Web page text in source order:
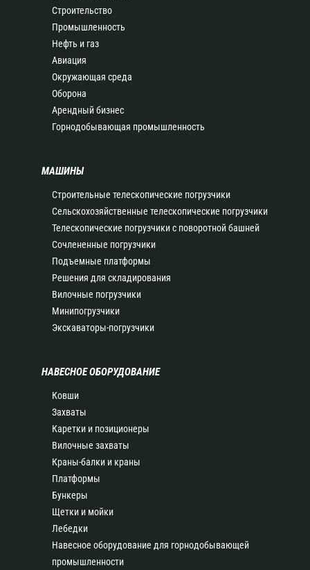
Строительство
Промышленность
Нефть и газ
Авиация
Окружающая среда
Оборона
Арендный бизнес
Горнодобывающая промышленность
МАШИНЫ
Строительные телескопические погрузчики
Сельскохозяйственные телескопические погрузчики
Телескопические погрузчики с поворотной башней
Сочлененные погрузчики
Подъемные платформы
Решения для складирования
Вилочные погрузчики
Минипогрузчики
Экскаваторы-погрузчики
НАВЕСНОЕ ОБОРУДОВАНИЕ
Ковши
Захваты
Каретки и позиционеры
Вилочные захваты
Краны-балки и краны
Платформы
Бункеры
Щетки и мойки
Лебедки
Навесное оборудование для горнодобывающей
промышленности